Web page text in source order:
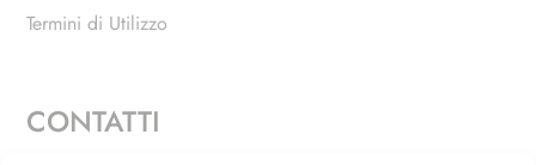
Termini di Utilizzo
CONTATTI